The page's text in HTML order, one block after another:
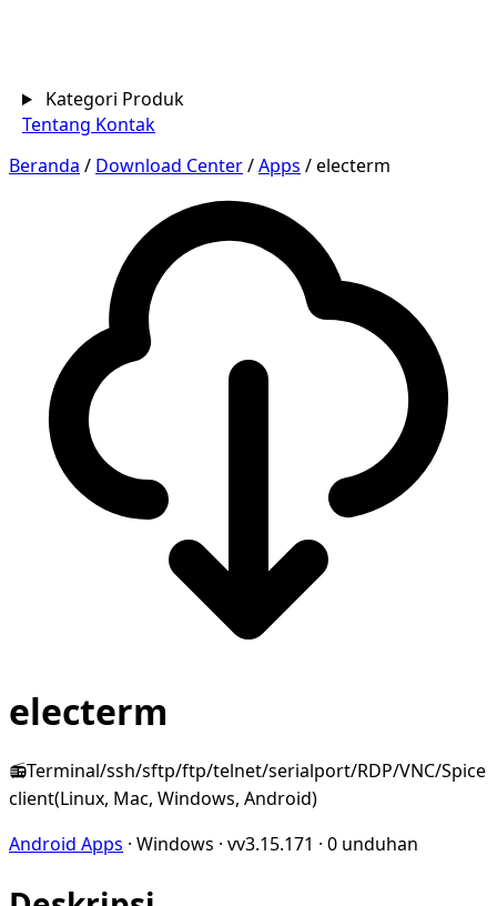
Kategori Produk
Tentang Kontak
Beranda / Download Center/Apps /electerm
electerm
📻Terminal/ssh/sftp/ftp/telnet/serialport/RDP/VNC/Spice
client(Linux, Mac, Windows, Android)
Android Apps · Windows · vv3.15.171 · 0 unduhan